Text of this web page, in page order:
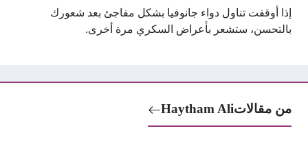
إذا أوقفت تناول دواء جانوفيا بشكل مفاجئ بعد شعورك
بالتحسن، ستشعر بأعراض السكري مرة أخرى.
من مقالاتHaytham Ali